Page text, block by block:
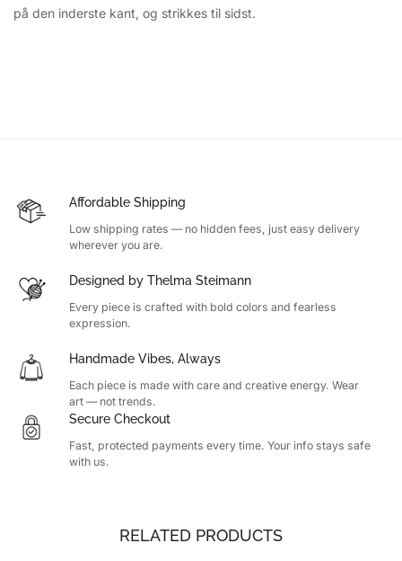
på den inderste kant, og strikkes til sidst.
Affordable Shipping
Low shipping rates — no hidden fees, just easy delivery
wherever you are.
Designed by Thelma Steimann
Every piece is crafted with bold colors and fearless
expression.
Handmade Vibes, Always
Each piece is made with care and creative energy. Wear
art — not trends.
Secure Checkout
Fast, protected payments every time. Your info stays safe
with us.
RELATED PRODUCTS